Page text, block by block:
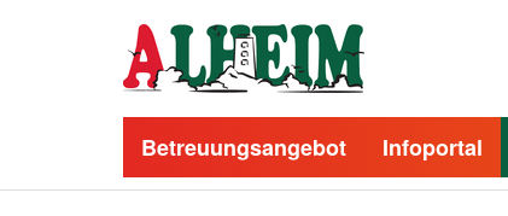
Betreuungsangebot Infoportal